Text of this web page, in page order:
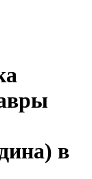
в